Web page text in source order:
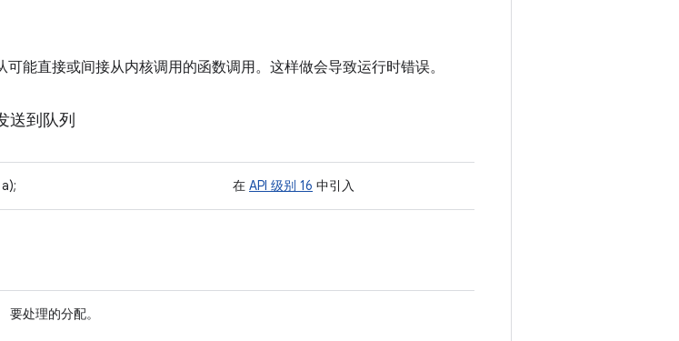
能直接或间接从内核调用的函数调用。这样做会导致运行时错误。
送到队列
a); 在 API 级别 16 中引入
要处理的分配。